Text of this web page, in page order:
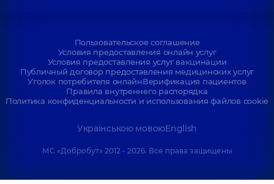
Пользовательское соглашение
Условия предоставления онлайн услуг
Условия предоставления услуг вакцинации
Публичный договор предоставления медицинских услуг
Уголок потребителя онлайнВерификация пациентов
Правила внутреннего распорядка
Политика конфиденциальности и использования файлов cookie
Українською мовоюEnglish
МС «Добробут» 2012 - 2026. Все права защищены